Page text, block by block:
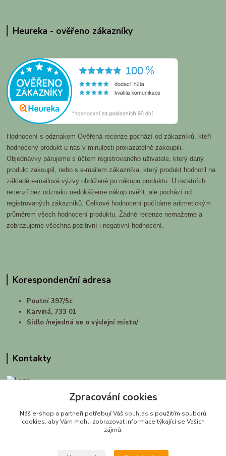
Heureka - ověřeno zákazníky
Hodnocení s odznakem Ověřená recenze pochází od zákazníků, kteří
hodnocený produkt u nás v minulosti prokazatelně zakoupili.
Objednávky párujeme s účtem registrovaného uživatele, který daný
produkt zakoupil, nebo s e-mailem zákazníka, který produkt hodnotil na
základě e-mailové výzvy obdržené po nákupu produktu. U ostatních
recenzí bez odznaku nedokážeme nákup ověřit, ale pochází od
registrovaných zákazníků. Celkové hodnocení počítáme aritmetickým
průměrem všech hodnocení produktu. Žádné recenze nemažeme a
zobrazujeme všechna pozitivní i negativní hodnocení.
Korespondenční adresa
Poutní 397/5c
Karviná, 733 01
Sídlo /nejedná se o výdejní místo/
Kontakty
Gabriela Pawlasová Koppová
Zpracování cookies
Náš e-shop a partneři potřebují Váš souhlas s použitím souborů
cookies, aby Vám mohli zobrazovat informace týkající se Vašich
zájmů.